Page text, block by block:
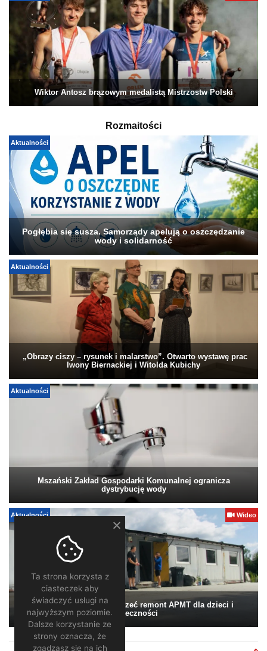
Wiktor Antosz brązowym medalistą Mistrzostw Polski
Rozmaitości
Aktualności
Pogłębia się susza. Samorządy apelują o oszczędzanie
wody i solidarność
Aktualności
„Obrazy ciszy – rysunek i malarstwo”. Otwarto wystawę prac
Iwony Biernackiej i Witolda Kubichy
Aktualności
Mszański Zakład Gospodarki Komunalnej ogranicza
dystrybucję wody
Aktualności Wideo
Pomagamy. Warto wesprzeć remont APMT dla dzieci i
społeczności
Ta strona korzysta z
ciasteczek aby
świadczyć usługi na
najwyższym poziomie.
Dalsze korzystanie ze
strony oznacza, że
zgadzasz się na ich